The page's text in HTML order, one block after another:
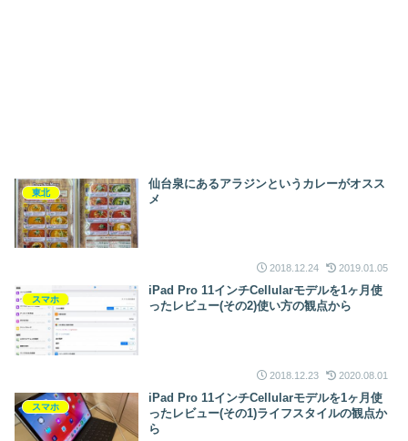
東北
仙台泉にあるアラジンというカレーがオスス
メ
2018.12.24 2019.01.05
スマホ
iPad Pro 11インチCellularモデルを1ヶ月使
ったレビュー(その2)使い方の観点から
2018.12.23 2020.08.01
スマホ
iPad Pro 11インチCellularモデルを1ヶ月使
ったレビュー(その1)ライフスタイルの観点か
ら